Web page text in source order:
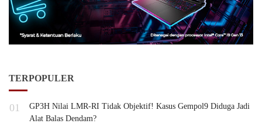
TERPOPULER
01
GP3H Nilai LMR-RI Tidak Objektif! Kasus Gempol9 Diduga Jadi
Alat Balas Dendam?